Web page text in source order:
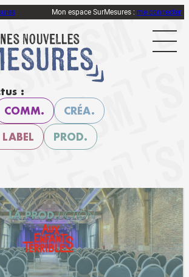
Mon espace SurMesures : me connecter
:
COMM. CRÉA.
LABEL PROD.